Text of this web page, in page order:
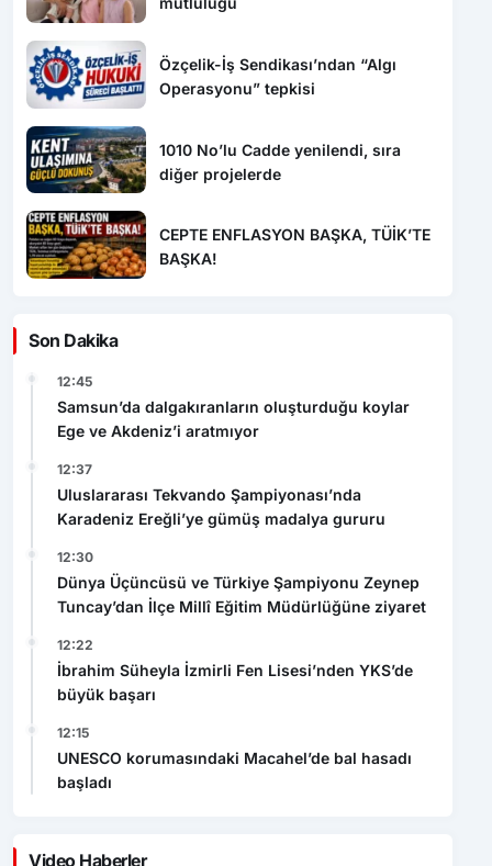
Özçelik-İş Sendikası’ndan “Algı
Operasyonu” tepkisi
1010 No’lu Cadde yenilendi, sıra
diğer projelerde
CEPTE ENFLASYON BAŞKA, TÜİK’TE
BAŞKA!
Son Dakika
12:45
Samsun’da dalgakıranların oluşturduğu koylar
Ege ve Akdeniz’i aratmıyor
12:37
Uluslararası Tekvando Şampiyonası’nda
Karadeniz Ereğli’ye gümüş madalya gururu
12:30
Dünya Üçüncüsü ve Türkiye Şampiyonu Zeynep
Tuncay’dan İlçe Millî Eğitim Müdürlüğüne ziyaret
12:22
İbrahim Süheyla İzmirli Fen Lisesi’nden YKS’de
büyük başarı
12:15
UNESCO korumasındaki Macahel’de bal hasadı
başladı
Video Haberler